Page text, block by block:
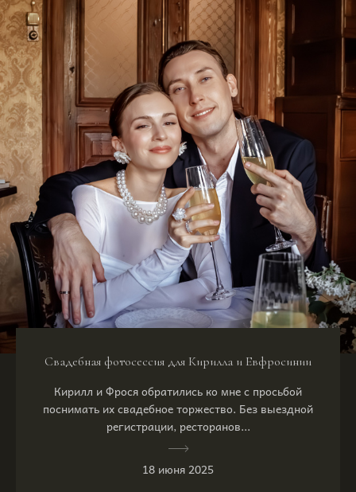
Свадебная фотосессия для Кирилла и Евфросинии
Кирилл и Фрося обратились ко мне с просьбой
поснимать их свадебное торжество. Без выездной
регистрации, ресторанов...
18 июня 2025